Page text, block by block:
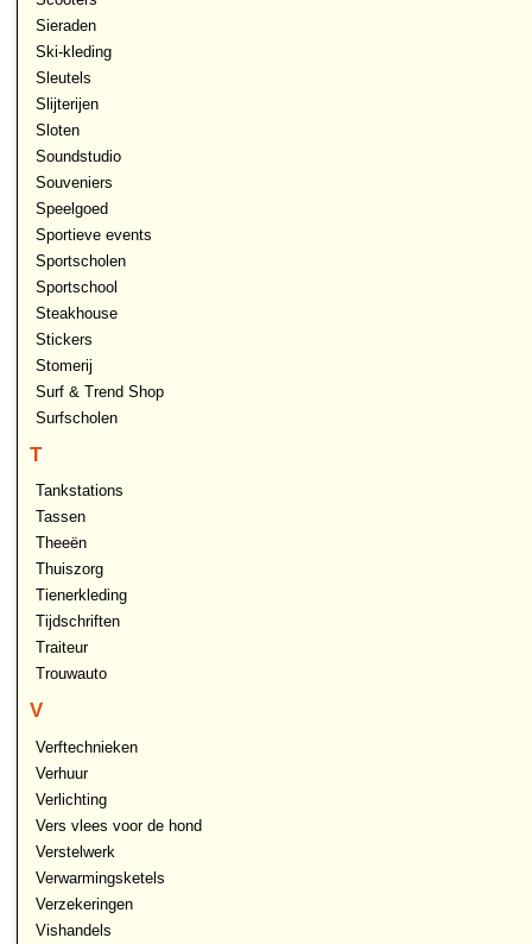
Sieraden
Ski-kleding
Sleutels
Slijterijen
Sloten
Soundstudio
Souveniers
Speelgoed
Sportieve events
Sportscholen
Sportschool
Steakhouse
Stickers
Stomerij
Surf & Trend Shop
Surfscholen
T
Tankstations
Tassen
Theeën
Thuiszorg
Tienerkleding
Tijdschriften
Traiteur
Trouwauto
V
Verftechnieken
Verhuur
Verlichting
Vers vlees voor de hond
Verstelwerk
Verwarmingsketels
Verzekeringen
Vishandels